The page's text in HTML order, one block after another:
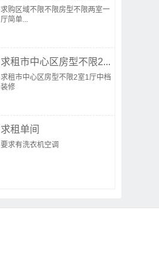
求购区域不限不限房型不限两室一
厅简单...
求租市中心区房型不限2...
求租市中心区房型不限2室1厅中档
装修
求租单间
要求有洗衣机空调